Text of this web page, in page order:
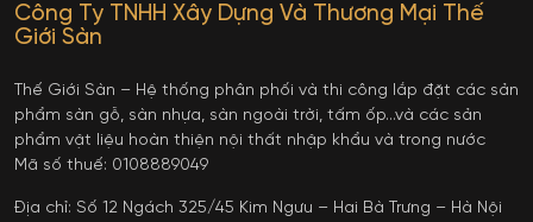
Công Ty TNHH Xây Dựng Và Thương Mại Thế
Giới Sàn
Thế Giới Sàn – Hệ thống phân phối và thi công lắp đặt các sản
phẩm sàn gỗ, sàn nhựa, sàn ngoài trời, tấm ốp…và các sản
phẩm vật liệu hoàn thiện nội thất nhập khẩu và trong nước
Mã số thuế: 0108889049
Địa chỉ: Số 12 Ngách 325/45 Kim Ngưu – Hai Bà Trưng – Hà Nội